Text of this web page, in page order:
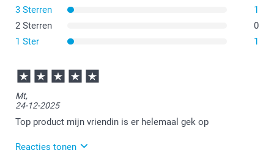
3 Sterren
1
2 Sterren
0
1 Ster
1
Mt,
24-12-2025
Top product mijn vriendin is er helemaal gek op
Reacties tonen